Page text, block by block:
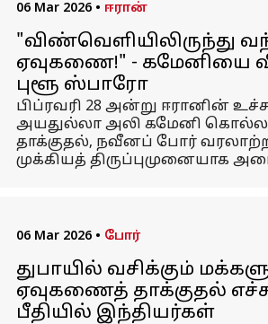
06 Mar 2026 • ஈரான்
"விண்வெளியிலிருந்து
ஏவுகணை!" - கமேனியை
புளூ ஸ்பாரோ
பிப்ரவரி 28 அன்று ஈரானின்
அயதுல்லா அலி கமேனி
தாக்குதல், நவீனப் போர்
முக்கியத் திருப்புமுனையாக
06 Mar 2026 • போர்
துபாயில் வசிக்கும்
ஏவுகணைத் தாக்குதல்
பீதியில் இந்தியர்கள்